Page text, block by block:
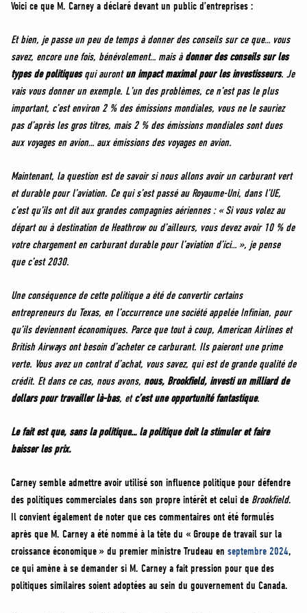
Voici ce que M. Carney a déclaré devant un public d’entreprises :
Et bien, je passe un peu de temps à donner des conseils sur ce que… vous
savez, encore une fois, bénévolement… mais à donner des conseils sur les
types de politiquesqui aurontun impact maximal pour les investisseurs. Je
vais vous donner un exemple. L’un des problèmes, ce n’est pas le plus
important, c’est environ 2 % des émissions mondiales, vous ne le sauriez
pas d’après les gros titres, mais 2 % des émissions mondiales sont dues
aux voyages en avion… aux émissions des voyages en avion.
Maintenant, la question est de savoir si nous allons avoir un carburant vert
et durable pour l’aviation. Ce qui s’est passé au Royaume-Uni, dans l’UE,
c’est qu’ils ont dit aux grandes compagnies aériennes : « Si vous volez au
départ ou à destination de Heathrow ou d’ailleurs, vous devez avoir 10 % de
votre chargement en carburant durable pour l’aviation d’ici… », je pense
que c’est 2030.
Une conséquence de cette politique a été de convertir certains
entrepreneurs du Texas, en l’occurrence une société appelée Infinian, pour
qu’ils deviennent économiques. Parce que tout à coup, American Airlines et
British Airways ont besoin d’acheter ce carburant. Ils paieront une prime
verte. Vous avez un contrat d’achat, vous savez, qui est de grande qualité de
crédit. Et dans ce cas, nous avons, nous, Brookfield, investi un milliard de
dollars pour travailler là-bas, etc’est une opportunité fantastique.
Le fait est que, sans la politique… la politique doit la stimuler et faire
baisser les prix.
Carney semble admettre avoir utilisé son influence politique pour défendre
des politiques commerciales dans son propre intérêt et celui de Brookfield.
Il convient également de noter que ces commentaires ont été formulés
après que M. Carney a été nommé à la tête du « Groupe de travail sur la
croissance économique » du premier ministre Trudeau en septembre 2024,
ce qui amène à se demander si M. Carney a fait pression pour que des
politiques similaires soient adoptées au sein du gouvernement du Canada.